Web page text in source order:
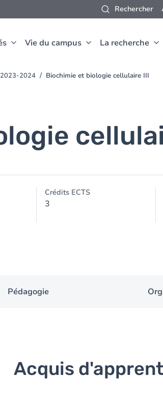
Rechercher
Vie du campus La recherche
2024 Biochimie et biologie cellulaire III
Crédits ECTS
3
Pédagogie
Acquis